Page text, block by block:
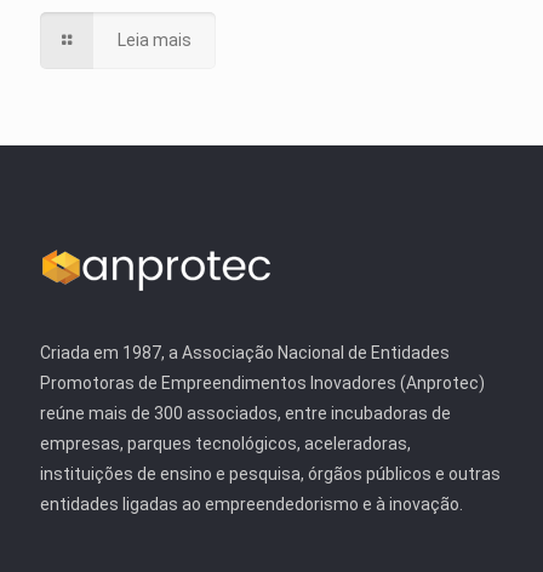
Leia mais
Criada em 1987, a Associação Nacional de Entidades
Promotoras de Empreendimentos Inovadores (Anprotec)
reúne mais de 300 associados, entre incubadoras de
empresas, parques tecnológicos, aceleradoras,
instituições de ensino e pesquisa, órgãos públicos e outras
entidades ligadas ao empreendedorismo e à inovação.